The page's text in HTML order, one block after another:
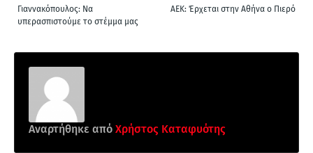
ΑΕΚ: Έρχεται στην Αθήνα ο Πιερό
Γιαννακόπουλος: Να
υπερασπιστούμε το στέμμα μας
Αναρτήθηκε από Χρήστος Καταφυότης